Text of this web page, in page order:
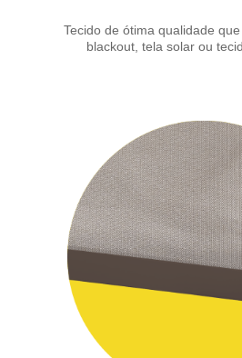
Tecido de ótima qualidade
blackout, tela solar ou